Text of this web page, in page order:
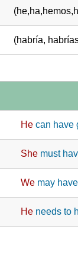
(habría,
He can have
She must
We may have
He needs to